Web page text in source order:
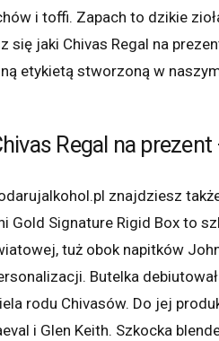
i toffi. Zapach to dzikie
się jaki Chivas Regal na
etykietą stworzoną w
Regal na
znajdziesz
Gold Signature Rigid Box to
tuż obok napitków
Butelka
rodu Chivasów. Do jej
i Glen Keith. Szkocka